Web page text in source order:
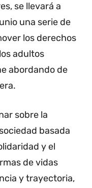
se llevará a
una serie de
los derechos
adultos
abordando de
sobre la
basada
y el
de vidas
y trayectoria,